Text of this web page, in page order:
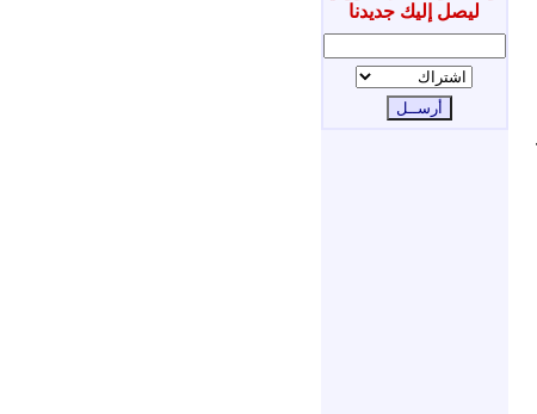
ليصل إليك جديدنا